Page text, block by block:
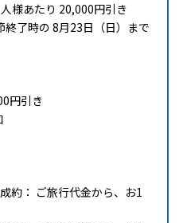
様あたり 20,000円引き
了時の 8月23日（日）まで
円引き
約： ご旅行代金から、お1